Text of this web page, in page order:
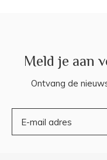
Meld je aan
Ontvang de